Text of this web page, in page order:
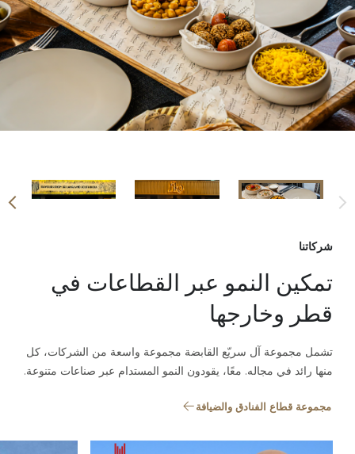
شركاتنا
تمكين النمو عبر القطاعات في
قطر وخارجها
تشمل مجموعة آل سريّع القابضة مجموعة واسعة من الشركات، كل
منها رائد في مجاله. معًا، يقودون النمو المستدام عبر صناعات متنوعة.
مجموعة قطاع الفنادق والضيافة